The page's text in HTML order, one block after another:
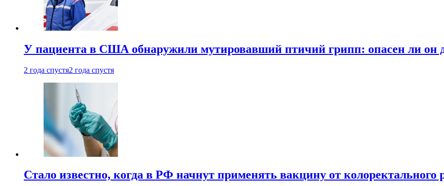
У пациента в США обнаружили мутировавший птичий грипп: опасен ли он
2 года спустя2 года спустя
Стало известно, когда в РФ начнут применять вакцину от колоректального